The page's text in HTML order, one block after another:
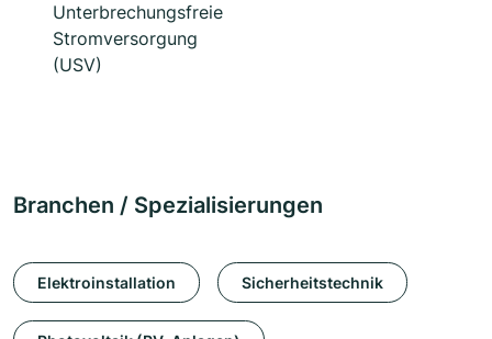
Unterbrechungsfreie
Stromversorgung
(USV)
Branchen / Spezialisierungen
Elektroinstallation Sicherheitstechnik